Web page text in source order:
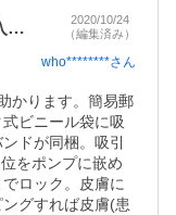
ファーストエイドキット注射器と入れ替え。
2020/10/24
（編集済み）
who********さん
かります。簡易郵
ビニール袋に吸
ドが同梱。吸引
をポンプに嵌め
ロック。皮膚に
グすれば皮膚(患